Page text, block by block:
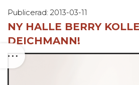
Publicerad: 2013-03-11
NY HALLE BERRY
DEICHMANN!